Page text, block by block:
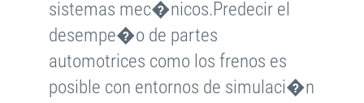
sistemas mec�nicos.Predecir el
desempe�o de partes
automotrices como los frenos es
posible con entornos de simulaci�n